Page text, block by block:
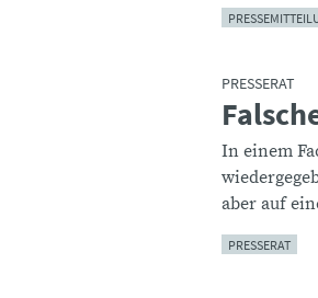
PRESSERAT
:
In einem
aber auf
PRESSERAT